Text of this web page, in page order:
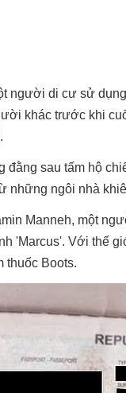
người di cư sử
khác trước khi
đằng sau tấm hộ
những ngôi nhà
Manneh, một
'Marcus'. Với thế
thuốc Boots.